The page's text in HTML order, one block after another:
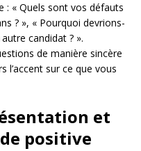
: « Quels sont vos défauts
? », « Pourquoi devrions-
candidat ? ».
de manière sincère
sur ce que vous
et
positive